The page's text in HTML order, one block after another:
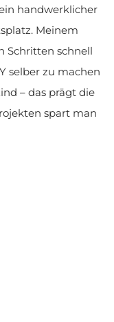
handwerklicher
Meinem
Schritten schnell
selber zu machen
– das prägt die
spart man